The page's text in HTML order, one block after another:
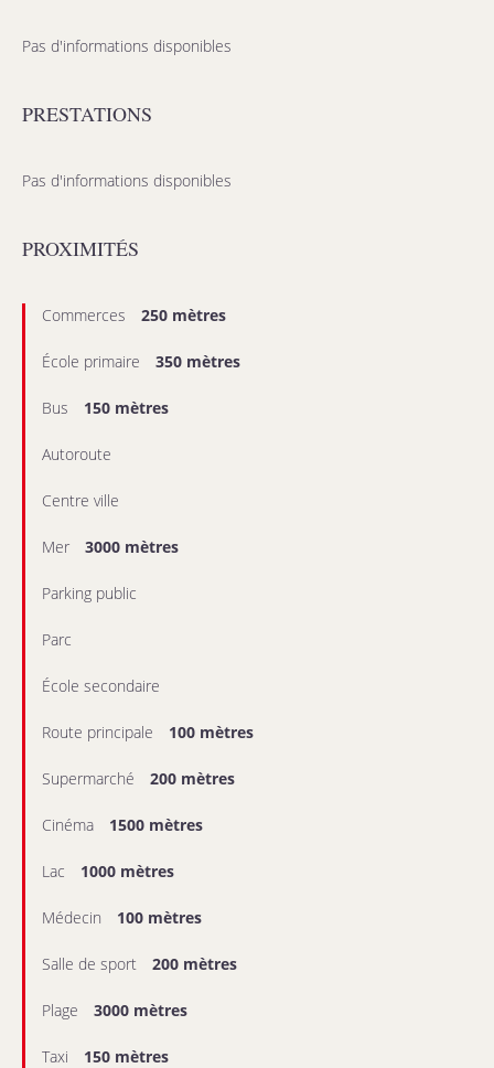
Pas d'informations disponibles
PRESTATIONS
Pas d'informations disponibles
PROXIMITÉS
Commerces 250 mètres
École primaire 350 mètres
Bus 150 mètres
Autoroute
Centre ville
Mer 3000 mètres
Parking public
Parc
École secondaire
Route principale 100 mètres
Supermarché 200 mètres
Cinéma 1500 mètres
Lac 1000 mètres
Médecin 100 mètres
Salle de sport 200 mètres
Plage 3000 mètres
Taxi 150 mètres